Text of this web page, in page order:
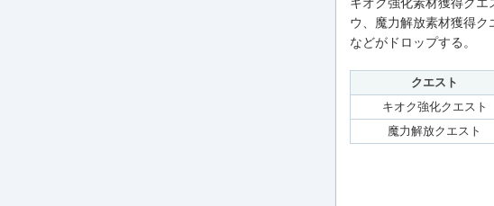
ウ、魔力解放素材獲得
などがドロップする。
クエスト
キオク強化クエスト
魔力解放クエスト